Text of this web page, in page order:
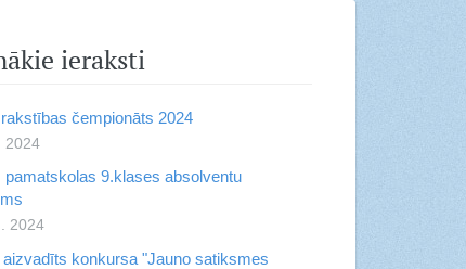
ieraksti
čempionāts 2024
2024
pamatskolas 9.klases absolventu
2024
aizvadīts konkursa "Jauno satiksmes